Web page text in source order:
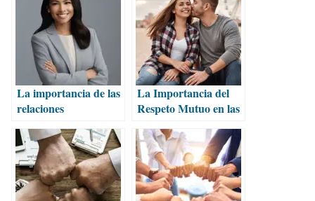
La importancia de las
relaciones
La Importancia del
Respeto Mutuo en las